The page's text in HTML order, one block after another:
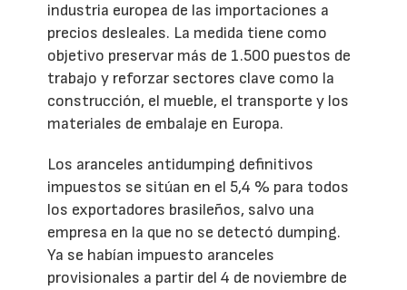
industria europea de las importaciones a
precios desleales. La medida tiene como
objetivo preservar más de 1.500 puestos de
trabajo y reforzar sectores clave como la
construcción, el mueble, el transporte y los
materiales de embalaje en Europa.
Los aranceles antidumping definitivos
impuestos se sitúan en el 5,4 % para todos
los exportadores brasileños, salvo una
empresa en la que no se detectó dumping.
Ya se habían impuesto aranceles
provisionales a partir del 4 de noviembre de